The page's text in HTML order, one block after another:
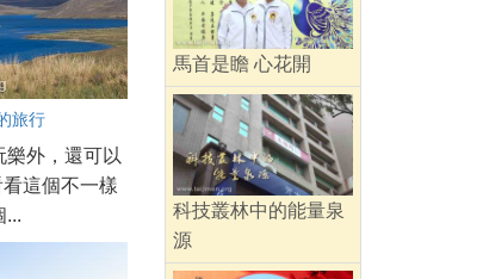
旅行
樂外，還可以
這個不一樣
...
馬首是瞻 心花開
科技叢林中的能量泉
源